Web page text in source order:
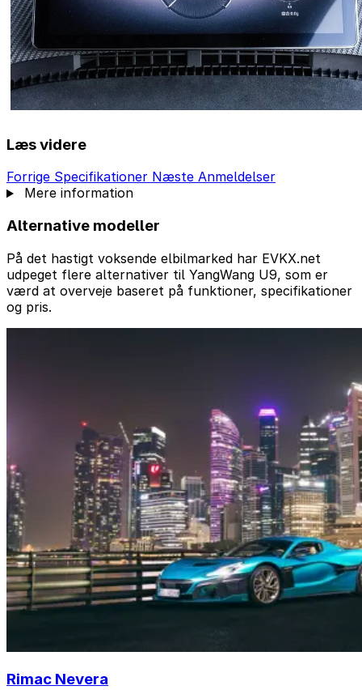
Læs videre
Forrige Specifikationer Næste Anmeldelser
Mere information
Alternative modeller
På det hastigt voksende elbilmarked har EVKX.net
udpeget flere alternativer til YangWang U9, som er
værd at overveje baseret på funktioner, specifikationer
og pris.
Rimac Nevera